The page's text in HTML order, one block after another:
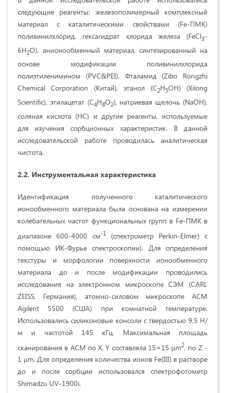
следующие реагенты: железополимерный комплексный
материал с каталитическими свойствами (Fe-ПМК)
поливинилхлорид, гексагидрат хлорида железа (FeCl3-
6H2O), анионообменный материал, синтезированный на
основе модификации поливинилхлорида
полиэтиленимином (PVC&PEI). Фталамид (Zibo Rongzhi
Chemical Corporation (Китай), этанол (C2H5OH) (Xilong
Scientific), этилацетат (C4H8O2), натриевая щелочь (NaOH),
соляная кислота (НС) и другие реагенты, используемые
для изучения сорбционных характеристик. В данной
исследовательской работе проводилась аналитическая
чистота.
2.2. Инструментальная характеристика
Идентификация полученного каталитического
ионообменного материала была основана на измерении
колебательных частот функциональных групп в Fe-ПМК в
диапазоне 600-4000 см-1
(спектрометр Perkin-Elmer) с
помощью ИК-Фурье спектроскопии). Для определения
текстуры и морфологии поверхности ионообменного
материала до и после модификации проводились
исследования на электронном микроскопе СЭМ (CARL
ZEISS, Германия), атомно-силовом микроскопе ACM
Agilent 5500 (США) при комнатной температуре.
Использовались силиконовые консоли с твердостью 9,5 Н/
м и частотой 145 кГц. Максимальная площадь
сканирования в АСМ по X, Y составляла 15×15 μm2, по Z -
1 μm. Для определения количества ионов Fe(III) в растворе
до и после сорбции использовался спектрофотометр
Shimadzu UV-1900i.